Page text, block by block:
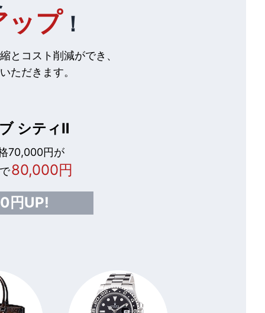
ップ ！
とコスト削減ができ、
ただきます。
シティⅡ
70,000円が
80,000円
円UP!